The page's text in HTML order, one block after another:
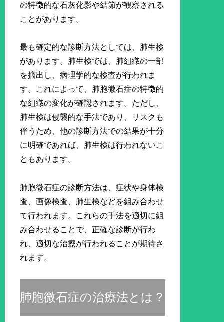
の特徴的な石灰化影や結節が観察される
ことがあります。
最も確定的な診断方法としては、肺生検
があります。肺生検では、肺組織の一部
を摘出し、病理学的な検査が行われま
す。これによって、肺胞微石症の特徴的
な組織の変化が確認されます。ただし、
肺生検は侵襲的な手法であり、リスクも
伴うため、他の診断方法での結果が十分
に明確であれば、肺生検は行われないこ
ともあります。
肺胞微石症の診断方法は、症状や身体検
査、画像検査、肺生検などを組み合わせ
て行われます。これらの手法を適切に組
み合わせることで、正確な診断が行わ
れ、適切な治療が行われることが期待さ
れます。
肺胞微石症の治療法とは？